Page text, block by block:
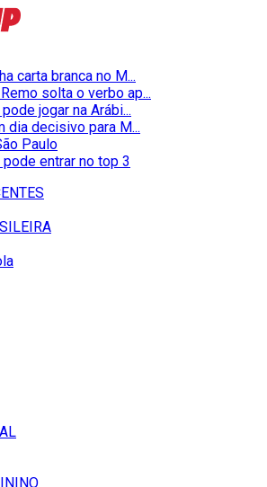
carta branca no M...
solta o verbo ap...
jogar na Arábi...
dia decisivo para M...
Paulo
entrar no top 3